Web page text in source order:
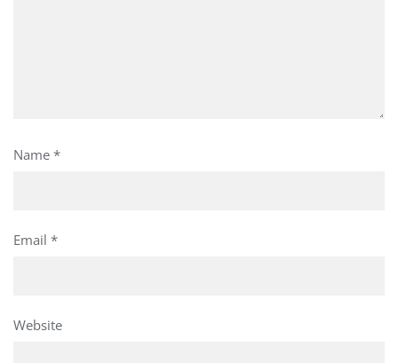
Name *
Email *
Website